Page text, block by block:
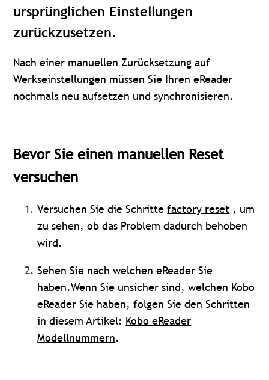
ursprünglichen Einstellungen
zurückzusetzen.
Nach einer manuellen Zurücksetzung auf
Werkseinstellungen müssen Sie Ihren eReader
nochmals neu aufsetzen und synchronisieren.
Bevor Sie einen manuellen Reset
versuchen
Versuchen Sie die Schrittefactory reset , um
zu sehen, ob das Problem dadurch behoben
wird.
Sehen Sie nach welchen eReader Sie
haben.Wenn Sie unsicher sind, welchen Kobo
eReader Sie haben, folgen Sie den Schritten
in diesem Artikel: Kobo eReader
Modellnummern.